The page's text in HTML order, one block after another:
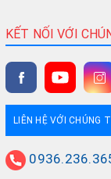
KẾT NỐI VỚI
LIÊN HỆ VỚI CHÚNG